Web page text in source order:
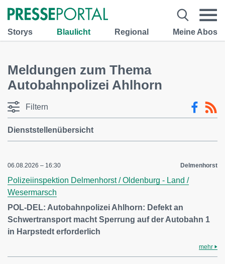
Storys Blaulicht Regional Meine Abos
Meldungen zum Thema
Autobahnpolizei Ahlhorn
Filtern
Dienststellenübersicht
06.08.2026 – 16:30 Delmenhorst
Polizeiinspektion Delmenhorst / Oldenburg - Land /
Wesermarsch
POL-DEL: Autobahnpolizei Ahlhorn: Defekt an
Schwertransport macht Sperrung auf der Autobahn 1
in Harpstedt erforderlich
mehr